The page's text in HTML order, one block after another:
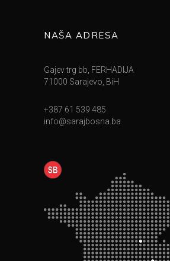
NAŠA ADRESA
Gajev trg bb, FERHADIJA
71000 Sarajevo, BiH
+387 61 539 485
info@sarajbosna.ba